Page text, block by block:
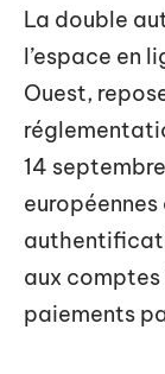
La double
l’espace en
Ouest,
14
aux
paiements